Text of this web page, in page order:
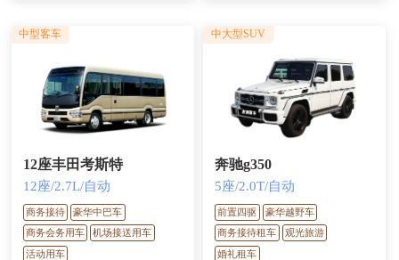
12座丰田考斯特
12座/2.7L/自动
商务接待
豪华中巴车
商务会务用车
机场接送用车
活动用车
中型客车
奔驰g350
5座/2.0T/自动
前置四驱
豪华越野车
商务接待租车
观光旅游
婚礼租车
中大型SUV